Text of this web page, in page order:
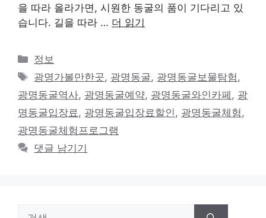
을 따라 올라가면, 시원한 동굴의 품이 기다리고 있
습니다. 길을 따라 … 더 읽기
카
테
고
리
정보
태
그
광명가볼만한곳, 광명동굴, 광명동굴보물탐험 ,
광명동굴역사, 광명동굴예약, 광명동굴와인카페 , 광
명동굴입장료 , 광명동굴입장료할인 , 광명동굴체험 ,
광명동굴체험프로그램
댓글 남기기